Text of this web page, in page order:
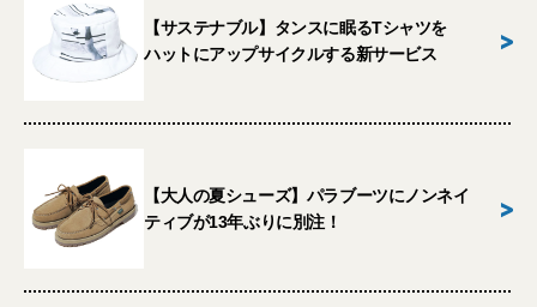
【サステナブル】タンスに眠るTシャツを
ハットにアップサイクルする新サービス
>
【大人の夏シューズ】パラブーツにノンネイ
ティブが13年ぶりに別注！
>